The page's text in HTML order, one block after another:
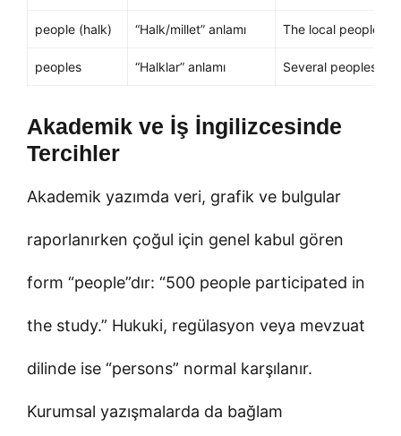
people (halk) “Halk/millet” anlamı The local people
peoples “Halklar” anlamı Several peoples
Akademik ve İş İngilizcesinde
Tercihler
Akademik yazımda veri, grafik ve bulgular
raporlanırken çoğul için genel kabul gören
form “people”dır: “500 people participated in
the study.” Hukuki, regülasyon veya mevzuat
dilinde ise “persons” normal karşılanır.
Kurumsal yazışmalarda da bağlam